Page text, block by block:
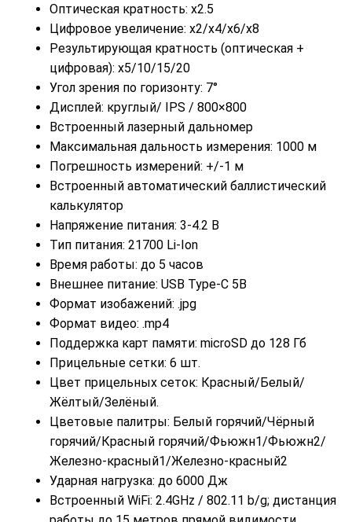
Оптическая кратность: x2.5
Цифровое увеличение: x2/x4/x6/x8
Результирующая кратность (оптическая +
цифровая): x5/10/15/20
Угол зрения по горизонту: 7°
Дисплей: круглый/ IPS / 800×800
Встроенный лазерный дальномер
Максимальная дальность измерения: 1000 м
Погрешность измерений: +/-1 м
Встроенный автоматический баллистический
калькулятор
Напряжение питания: 3-4.2 В
Тип питания: 21700 Li-Ion
Время работы: до 5 часов
Внешнее питание: USB Type-C 5В
Формат изобажений: .jpg
Формат видео: .mp4
Поддержка карт памяти: microSD до 128 Гб
Прицельные сетки: 6 шт.
Цвет прицельных сеток: Красный/Белый/
Жёлтый/Зелёный.
Цветовые палитры: Белый горячий/Чёрный
горячий/Красный горячий/Фьюжн1/Фьюжн2/
Железно-красный1/Железно-красный2
Ударная нагрузка: до 6000 Дж
Встроенный WiFi: 2.4GHz / 802.11 b/g; дистанция